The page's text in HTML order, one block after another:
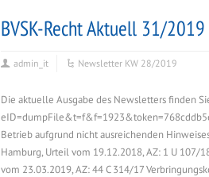
BVSK-Recht Aktuell 31/2019
admin_it Newsletter KW 28/2019
Die aktuelle Ausgabe des Newsletters finden
Betrieb aufgrund nicht ausreichenden
Hamburg, Urteil vom 19.12.2018, AZ: 1 U 107/
vom 23.03.2019, AZ: 44 C 314/17